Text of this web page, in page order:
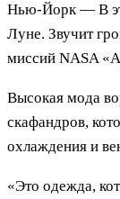
Нью-Йорк — В
Луне. Звучит
миссий NASA
Высокая мода
скафандров,
охлаждения и
«Это одежда,